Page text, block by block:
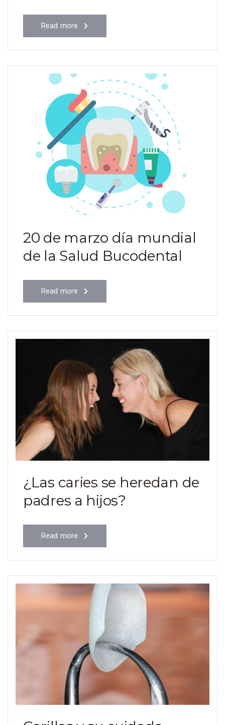
Read more
20 de marzo día mundial
de la Salud Bucodental
Read more
¿Las caries se heredan de
padres a hijos?
Read more